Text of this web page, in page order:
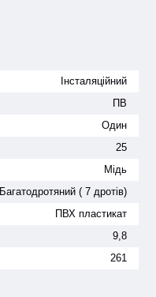
Інсталяційний
ПВ
Один
25
Мідь
Багатодротяний ( 7 дротів)
ПВХ пластикат
9,8
261